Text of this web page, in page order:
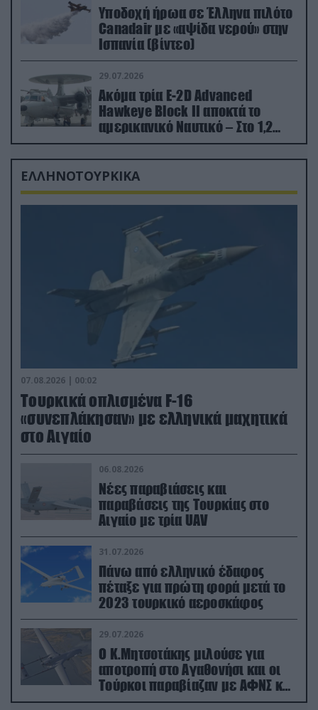
Υποδοχή ήρωα σε Έλληνα πιλότο
Canadair με «αψίδα νερού» στην
Ισπανία (βίντεο)
29.07.2026
Ακόμα τρία E-2D Advanced
Hawkeye Block II αποκτά το
αμερικανικό Ναυτικό – Στο 1,2
δισ.δολάρια το κόστος
ΕΛΛΗΝΟΤΟΥΡΚΙΚΑ
07.08.2026 | 00:02
Τουρκικά οπλισμένα F-16
«συνεπλάκησαν» με ελληνικά μαχητικά
στο Αιγαίο
06.08.2026
Νέες παραβιάσεις και
παραβάσεις της Τουρκίας στο
Αιγαίο με τρία UAV
31.07.2026
Πάνω από ελληνικό έδαφος
πέταξε για πρώτη φορά μετά το
2023 τουρκικό αεροσκάφος
29.07.2026
Ο Κ.Μητσοτάκης μιλούσε για
αποτροπή στο Αγαθονήσι και οι
Τούρκοι παραβίαζαν με ΑΦΝΣ και
drone